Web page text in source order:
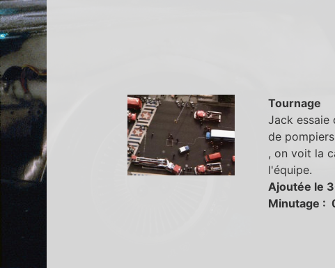
Tournage
Jack essaie
de
, on voit la
l'équipe.
Ajoutée le
Minutage :